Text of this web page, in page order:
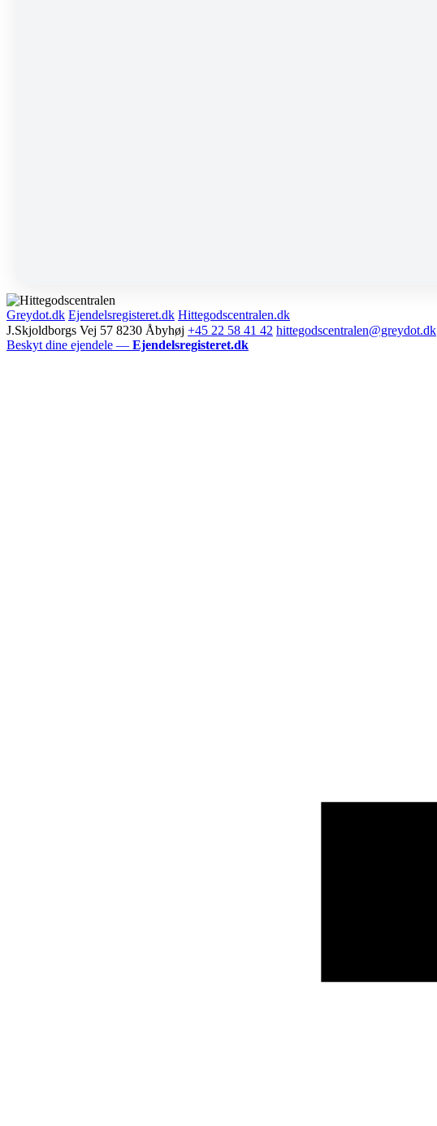
Greydot.dk Ejendelsregisteret.dk Hittegodscentralen.dk
J.Skjoldborgs Vej 57 8230 Åbyhøj +45 22 58 41 42 hittegodscentralen@greydot.dk
Beskyt dine ejendele — Ejendelsregisteret.dk